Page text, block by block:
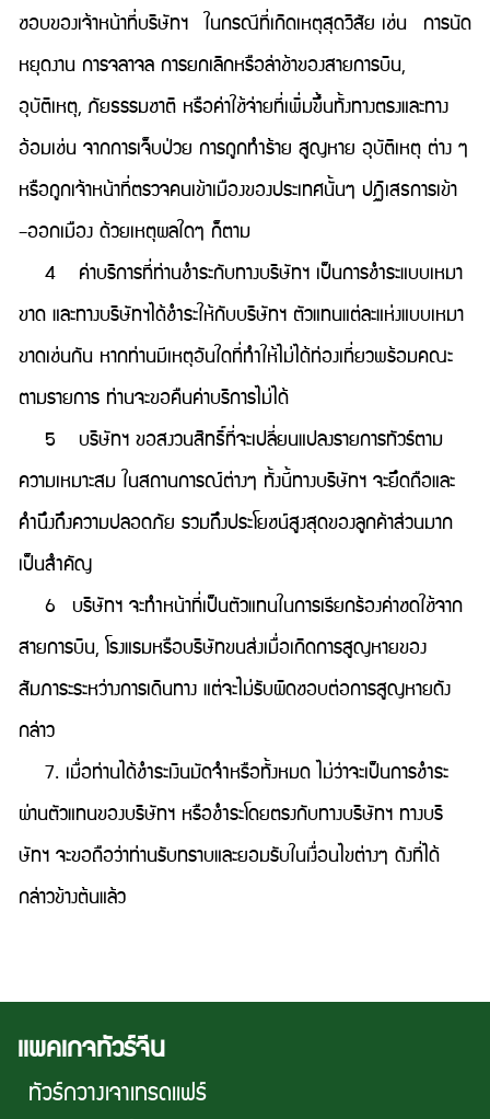
ชอบของเจ้าหน้าที่บริษัทฯ ในกรณีที่เกิดเหตุสุดวิสัย เช่น การนัด
หยุดงาน การจลาจล การยกเลิกหรือล่าช้าของสายการบิน,
อุบัติเหตุ, ภัยธรรมชาติ หรือค่าใช้จ่ายที่เพิ่มขึ้นทั้งทางตรงและทาง
อ้อมเช่น จากการเจ็บป่วย การถูกทำร้าย สูญหาย อุบัติเหตุ ต่าง ๆ
หรือถูกเจ้าหน้าที่ตรวจคนเข้าเมืองของประเทศนั้นๆ ปฏิเสธการเข้า
–ออกเมือง ด้วยเหตุผลใดๆ ก็ตาม
4 ค่าบริการที่ท่านชำระกับทางบริษัทฯ เป็นการชำระแบบเหมา
ขาด และทางบริษัทฯได้ชำระให้กับบริษัทฯ ตัวแทนแต่ละแห่งแบบเหมา
ขาดเช่นกัน หากท่านมีเหตุอันใดที่ทำให้ไม่ได้ท่องเที่ยวพร้อมคณะ
ตามรายการ ท่านจะขอคืนค่าบริการไม่ได้
5 บริษัทฯ ขอสงวนสิทธิ์ที่จะเปลี่ยนแปลงรายการทัวร์ตาม
ความเหมาะสม ในสถานการณ์ต่างๆ ทั้งนี้ทางบริษัทฯ จะยึดถือและ
คำนึงถึงความปลอดภัย รวมถึงประโยชน์สูงสุดของลูกค้าส่วนมาก
เป็นสำคัญ
6 บริษัทฯ จะทำหน้าที่เป็นตัวแทนในการเรียกร้องค่าชดใช้จาก
สายการบิน, โรงแรมหรือบริษัทขนส่งเมื่อเกิดการสูญหายของ
สัมภาระระหว่างการเดินทาง แต่จะไม่รับผิดชอบต่อการสูญหายดัง
กล่าว
7. เมื่อท่านได้ชำระเงินมัดจำหรือทั้งหมด ไม่ว่าจะเป็นการชำระ
ผ่านตัวแทนของบริษัทฯ หรือชำระโดยตรงกับทางบริษัทฯ ทางบริ
ษัทฯ จะขอถือว่าท่านรับทราบและยอมรับในเงื่อนไขต่างๆ ดังที่ได้
กล่าวข้างต้นแล้ว
เเพคเกจทัวร์จีน
ทัวร์กวางเจาเทรดเเฟร์